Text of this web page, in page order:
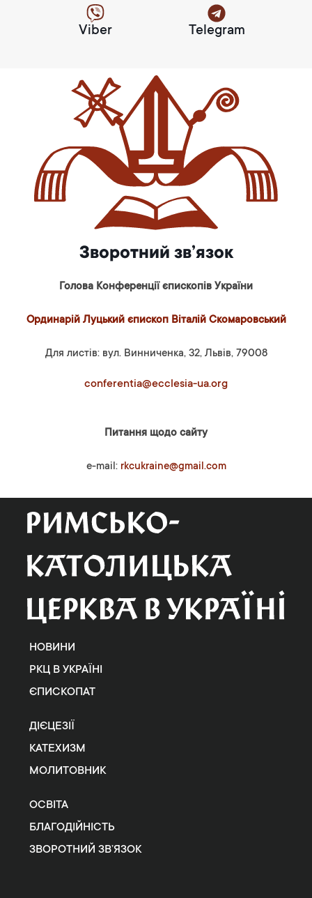
Viber Telegram
Зворотний зв’язок
Голова Конференції єпископів України
Ординарій Луцький єпископ Віталій Скомаровський
Для листів: вул. Винниченка, 32, Львів, 79008
conferentia@ecclesia-ua.org
Питання щодо сайту
e-mail: rkcukraine@gmail.com
НОВИНИ
РКЦ В УКРАЇНІ
ЄПИСКОПАТ
ДІЄЦЕЗІЇ
КАТЕХИЗМ
МОЛИТОВНИК
ОСВІТА
БЛАГОДІЙНІСТЬ
ЗВОРОТНИЙ ЗВ’ЯЗОК